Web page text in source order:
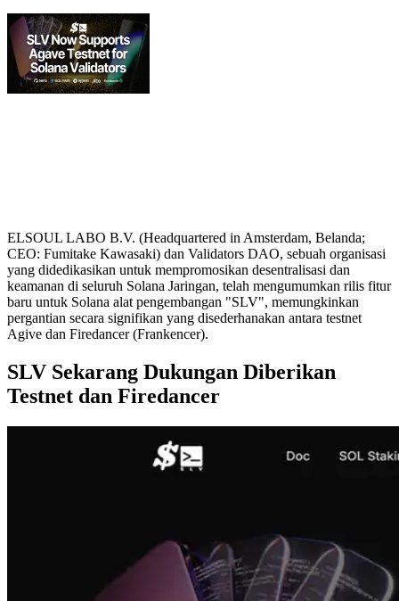
ELSOUL LABO B.V. (Headquartered in Amsterdam, Belanda;
CEO: Fumitake Kawasaki) dan Validators DAO, sebuah organisasi
yang didedikasikan untuk mempromosikan desentralisasi dan
keamanan di seluruh Solana Jaringan, telah mengumumkan rilis fitur
baru untuk Solana alat pengembangan "SLV", memungkinkan
pergantian secara signifikan yang disederhanakan antara testnet
Agive dan Firedancer (Frankencer).
SLV Sekarang Dukungan Diberikan
Testnet dan Firedancer